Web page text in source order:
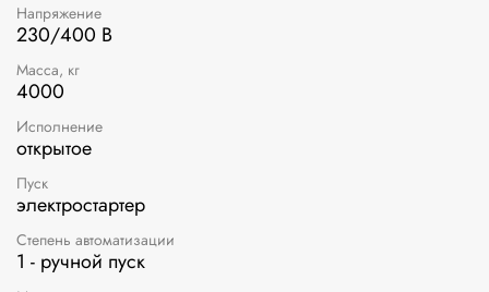
Напряжение
230/400 В
Масса, кг
4000
Исполнение
открытое
Пуск
электростартер
Степень автоматизации
1 - ручной пуск